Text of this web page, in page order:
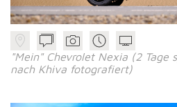
"Mein" Chevrolet Nexia (2 Tage
nach Khiva fotografiert)